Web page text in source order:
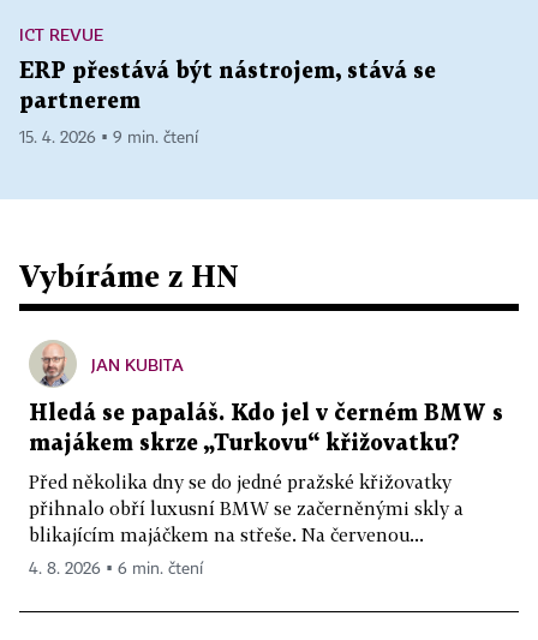
ICT REVUE
ERP přestává být nástrojem, stává se
partnerem
15. 4. 2026 ▪ 9 min. čtení
Vybíráme z HN
JAN KUBITA
Hledá se papaláš. Kdo jel v černém BMW s
majákem skrze „Turkovu“ křižovatku?
Před několika dny se do jedné pražské křižovatky
přihnalo obří luxusní BMW se začerněnými skly a
blikajícím majáčkem na střeše. Na červenou...
4. 8. 2026 ▪ 6 min. čtení